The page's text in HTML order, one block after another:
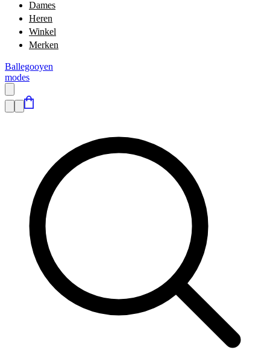
Dames
Heren
Winkel
Merken
Ballegooyen
modes